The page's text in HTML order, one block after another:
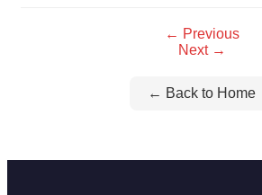
← Previous
Next →
← Back to Home